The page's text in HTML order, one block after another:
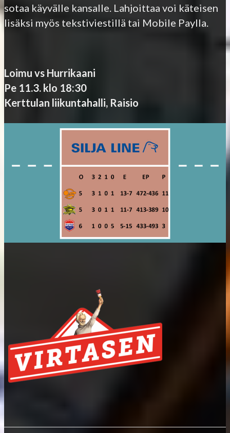
sotaa käyvälle kansalle. Lahjoittaa voi käteisen
lisäksi myös tekstiviestillä tai Mobile Paylla.
Loimu vs Hurrikaani
Pe 11.3. klo 18:30
Kerttulan liikuntahalli, Raisio